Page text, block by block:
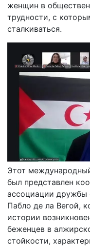
женщин в
трудности, с
сталкиваться.
Этот
был представлен
ассоциации дружбы
Пабло де ла Вегой,
истории
беженцев в
стойкости,